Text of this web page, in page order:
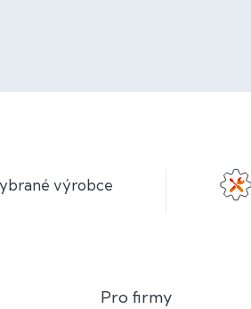
v
v
výrobce
Pro firmy